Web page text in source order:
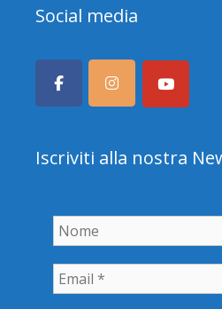
Social media
Iscriviti alla nostra